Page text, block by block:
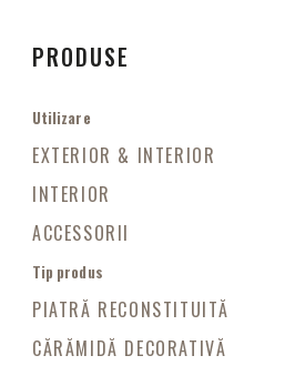
PRODUSE
Utilizare
EXTERIOR & INTERIOR
INTERIOR
ACCESSORII
Tip produs
PIATRĂ RECONSTITUITĂ
CĂRĂMIDĂ DECORATIVĂ